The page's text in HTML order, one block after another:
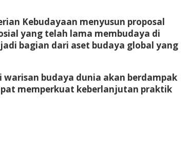
Kebudayaan menyusun proposal
yang telah lama membudaya di
bagian dari aset budaya global yang
budaya dunia akan berdampak
memperkuat keberlanjutan praktik